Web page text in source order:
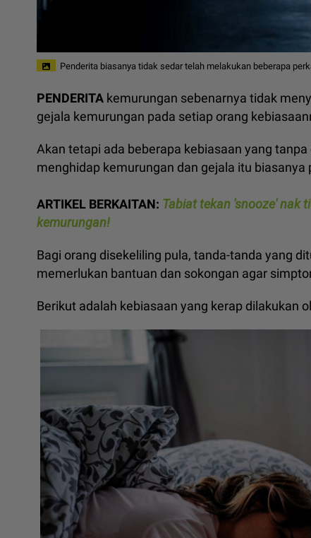
Penderita biasanya tidak sedar telah melakukan beberapa
PENDERITA kemurungan sebenarnya tidak
gejala kemurungan pada setiap orang
Akan tetapi ada beberapa kebiasaan yang
menghidap kemurungan dan gejala itu biasanya
ARTIKEL BERKAITAN: Tabiat tekan 'snooze' nak
kemurungan!
Bagi orang disekeliling pula, tanda-tanda yang
memerlukan bantuan dan sokongan agar
Berikut adalah kebiasaan yang kerap dilakukan